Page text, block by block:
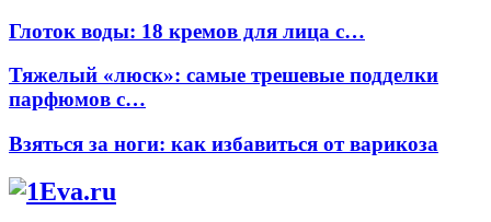
Глоток воды: 18 кремов для лица с…
Тяжелый «люск»: самые трешевые подделки
парфюмов с…
Взяться за ноги: как избавиться от варикоза